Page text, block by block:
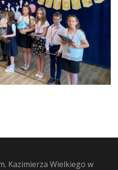
Kazimierza Wielkiego w